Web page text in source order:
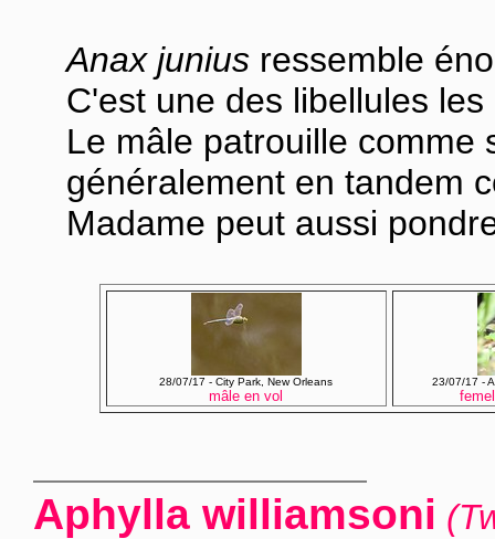
Anax junius ressemble
C'est une des libellules
Le mâle patrouille comme
généralement en tandem
Madame peut aussi
28/07/17 - City Park, New Orleans
mâle en vol
23/07/17 -
Aphylla williamsoni